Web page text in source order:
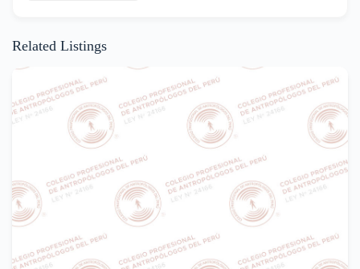
Related Listings